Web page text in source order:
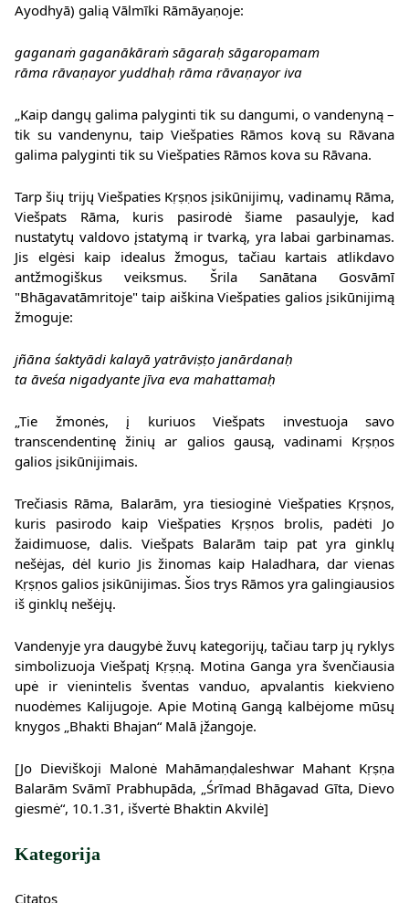
Ayodhyā) galią Vālmīki Rāmāyaṇoje:
gaganaṁ gaganākāraṁ sāgaraḥ sāgaropamam
rāma rāvaṇayor yuddhaḥ rāma rāvaṇayor iva
„Kaip dangų galima palyginti tik su dangumi, o vandenyną –
tik su vandenynu, taip Viešpaties Rāmos kovą su Rāvana
galima palyginti tik su Viešpaties Rāmos kova su Rāvana.
Tarp šių trijų Viešpaties Kṛṣṇos įsikūnijimų, vadinamų Rāma,
Viešpats Rāma, kuris pasirodė šiame pasaulyje, kad
nustatytų valdovo įstatymą ir tvarką, yra labai garbinamas.
Jis elgėsi kaip idealus žmogus, tačiau kartais atlikdavo
antžmogiškus veiksmus. Šrila Sanātana Gosvāmī
"Bhāgavatāmritoje" taip aiškina Viešpaties galios įsikūnijimą
žmoguje:
jñāna śaktyādi kalayā yatrāviṣṭo janārdanaḥ
ta āveśa nigadyante jīva eva mahattamaḥ
„Tie žmonės, į kuriuos Viešpats investuoja savo
transcendentinę žinių ar galios gausą, vadinami Kṛṣṇos
galios įsikūnijimais.
Trečiasis Rāma, Balarām, yra tiesioginė Viešpaties Kṛṣṇos,
kuris pasirodo kaip Viešpaties Kṛṣṇos brolis, padėti Jo
žaidimuose, dalis. Viešpats Balarām taip pat yra ginklų
nešėjas, dėl kurio Jis žinomas kaip Haladhara, dar vienas
Kṛṣṇos galios įsikūnijimas. Šios trys Rāmos yra galingiausios
iš ginklų nešėjų.
Vandenyje yra daugybė žuvų kategorijų, tačiau tarp jų ryklys
simbolizuoja Viešpatį Kṛṣṇą. Motina Ganga yra švenčiausia
upė ir vienintelis šventas vanduo, apvalantis kiekvieno
nuodėmes Kalijugoje. Apie Motiną Gangą kalbėjome mūsų
knygos „Bhakti Bhajan“ Malā įžangoje.
[Jo Dieviškoji Malonė Mahāmaṇḍaleshwar Mahant Kṛṣṇa
Balarām Svāmī Prabhupāda, „Śrīmad Bhāgavad Gīta, Dievo
giesmė“, 10.1.31, išvertė Bhaktin Akvilė]
Kategorija
Citatos